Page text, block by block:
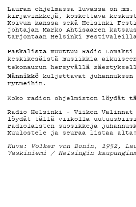
G
Lauran ohjelmassa luvassa on mm.
kirjavinkkejä, koskettava
Koivun kanssa sekä Helsinki
johtajan Marko Ahtisaaren
tarjontaan Helsinki
Paskalista muuttuu Radio
keskikesäistä musiikkia aikuiseen
tekonaurun hersyvällä
Männikkö kuljettavat juhannuksen
rytmeihin.
Koko radion ohjelmiston löydät
Radio Helsinki – Viikon
löydät tällä viikolla
radiolaisten suosikkeja
Kuulostele ja seuraa listaa alta!
Kuva: Volker von Bonin, 1952,
Vaskiniemi / Helsingin